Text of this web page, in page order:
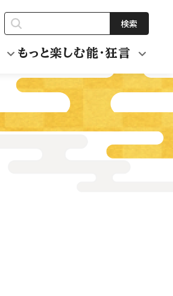
検索
もっと楽しむ能・狂言